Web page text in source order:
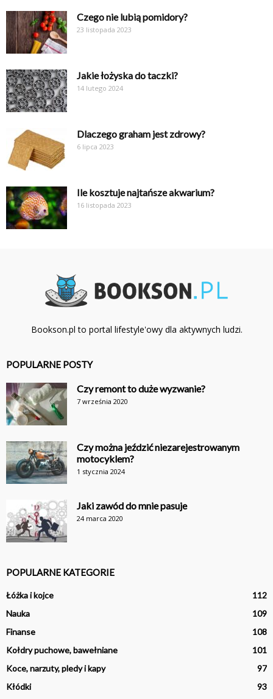
Czego nie lubią pomidory?
23 listopada 2023
Jakie łożyska do taczki?
14 lutego 2024
Dlaczego graham jest zdrowy?
6 lipca 2023
Ile kosztuje najtańsze akwarium?
16 listopada 2023
Bookson.pl to portal lifestyle'owy dla aktywnych ludzi.
POPULARNE POSTY
Czy remont to duże wyzwanie?
7 września 2020
Czy można jeździć niezarejestrowanym
motocyklem?
1 stycznia 2024
Jaki zawód do mnie pasuje
24 marca 2020
POPULARNE KATEGORIE
Łóżka i kojce
112
Nauka
109
Finanse
108
Kołdry puchowe, bawełniane
101
Koce, narzuty, pledy i kapy
97
Kłódki
93